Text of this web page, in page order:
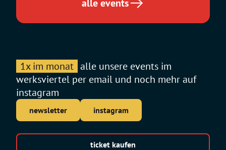
alle events
1x im monat alle unsere events im
werksviertel per email und noch mehr auf
instagram
newsletter instagram
ticket kaufen